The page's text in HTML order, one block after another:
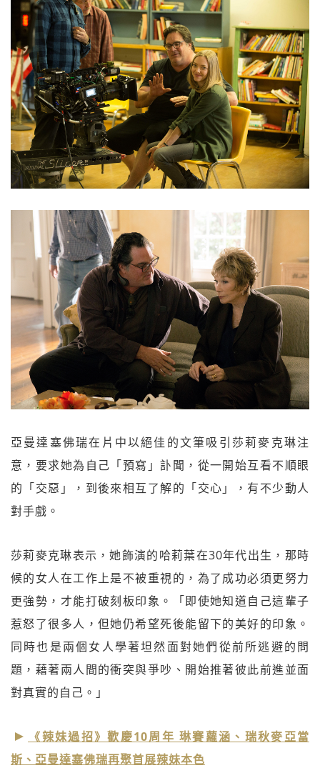
亞曼達塞佛瑞在片中以絕佳的文筆吸引莎莉麥克琳注
意，要求她為自己「預寫」訃聞，從一開始互看不順眼
的「交惡」，到後來相互了解的「交心」，有不少動人
對手戲。
莎莉麥克琳表示，她飾演的哈莉葉在30年代出生，那時
候的女人在工作上是不被重視的，為了成功必須更努力
更強勢，才能打破刻板印象。「即使她知道自己這輩子
惹怒了很多人，但她仍希望死後能留下的美好的印象。
同時也是兩個女人學著坦然面對她們從前所逃避的問
題，藉著兩人間的衝突與爭吵、開始推著彼此前進並面
對真實的自己。」
《辣妹過招》歡慶10周年 琳賽蘿涵、瑞秋麥亞當
斯、亞曼達塞佛瑞再聚首展辣妹本色